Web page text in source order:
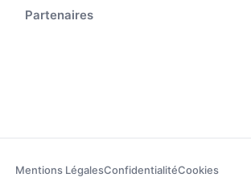
Partenaires
Mentions LégalesConfidentialitéCookies